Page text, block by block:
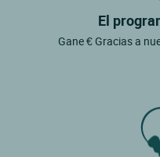
El
Gane € Gracias a